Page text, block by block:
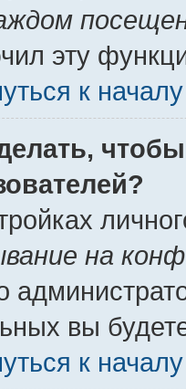
эту
к началу
на
вы
к началу